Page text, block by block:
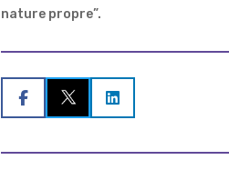
nature propre”.
 